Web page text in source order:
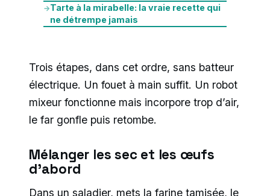
→Tarte à la mirabelle: la vraie recette qui
ne détrempe jamais
Trois étapes, dans cet ordre, sans batteur
électrique. Un fouet à main suffit. Un robot
mixeur fonctionne mais incorpore trop d’air,
le far gonfle puis retombe.
Mélanger les sec et les œufs
d’abord
Dans un saladier, mets la farine tamisée, le